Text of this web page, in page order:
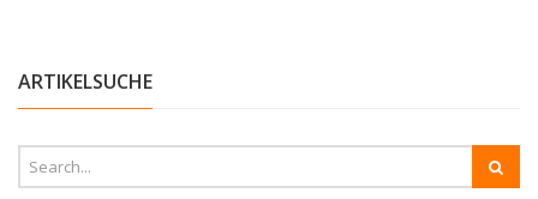
ARTIKELSUCHE